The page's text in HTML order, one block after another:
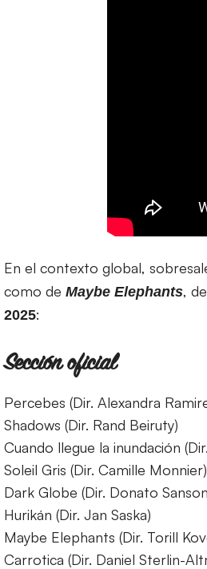
En el contexto global,
como de Maybe Elephants,
2025:
Sección oficial
Percebes (Dir. Alexandra
Shadows (Dir. Rand Beiruty)
Cuando llegue la inundación
Soleil Gris (Dir. Camille Monnier)
Dark Globe (Dir. Donato
Hurikán (Dir. Jan Saska)
Maybe Elephants (Dir. Torill
Carrotica (Dir. Daniel Sterlin-